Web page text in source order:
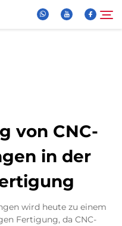
von CNC-
in der
wird heute zu einem
Fertigung, da CNC-